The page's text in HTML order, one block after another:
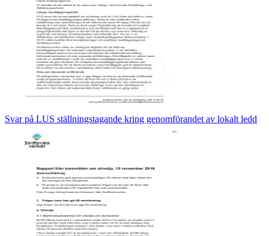
Svar på LUS ställningstagande kring genomförandet av lokalt ledd